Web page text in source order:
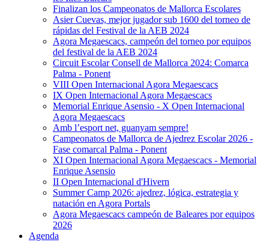
Finalizan los Campeonatos de Mallorca Escolares
Asier Cuevas, mejor jugador sub 1600 del torneo de
rápidas del Festival de la AEB 2024
Agora Megaescacs, campeón del torneo por equipos
del festival de la AEB 2024
Circuit Escolar Consell de Mallorca 2024: Comarca
Palma - Ponent
VIII Open Internacional Agora Megaescacs
IX Open Internacional Agora Megaescacs
Memorial Enrique Asensio - X Open Internacional
Agora Megaescacs
Amb l’esport net, guanyam sempre!
Campeonatos de Mallorca de Ajedrez Escolar 2026 -
Fase comarcal Palma - Ponent
XI Open Internacional Agora Megaescacs - Memorial
Enrique Asensio
II Open Internacional d'Hivern
Summer Camp 2026: ajedrez, lógica, estrategia y
natación en Agora Portals
Agora Megaescacs campeón de Baleares por equipos
2026
Agenda